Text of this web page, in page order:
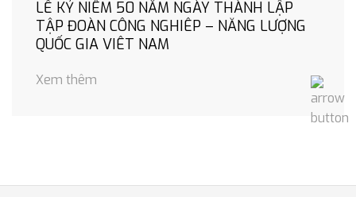
LỄ KỶ NIÊM 50 NĂM NGÀY THÀNH LẬP
TẬP ĐOÀN CÔNG NGHIÊP – NĂNG LƯỢNG
QUỐC GIA VIÊT NAM
Xem thêm